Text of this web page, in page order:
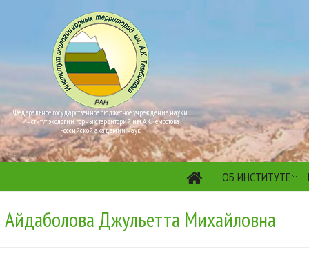
Федеральное государственное бюджетное учреждение науки
Институт экологии горных территорий им. А.К. Темботова
Российской академии наук
ОБ ИНСТИТУТЕ
Айдаболова Джульетта Михайловна